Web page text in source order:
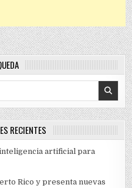
RECIENTES
artificial para
Rico y presenta nuevas